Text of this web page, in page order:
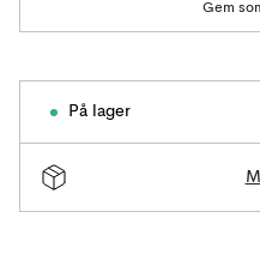
Gem
På lager